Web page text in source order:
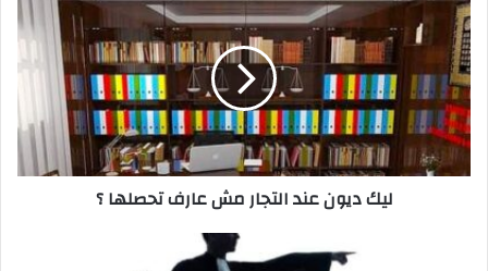
ديون
عند
التجار
مش
عارف
تحصلها
؟
ليك ديون عند التجار مش عارف تحصلها ؟